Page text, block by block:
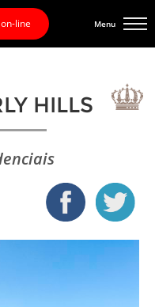
line Menu
HILLS